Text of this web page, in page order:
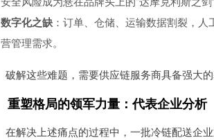
数字化之缺：订单、仓储、运输数据割裂，人
营管理需求。
破解这些难题，需要供应链服务商具备强大
重塑格局的领军力量：代表企业分析
在解决上述痛点的过程中，一批冷链配送企